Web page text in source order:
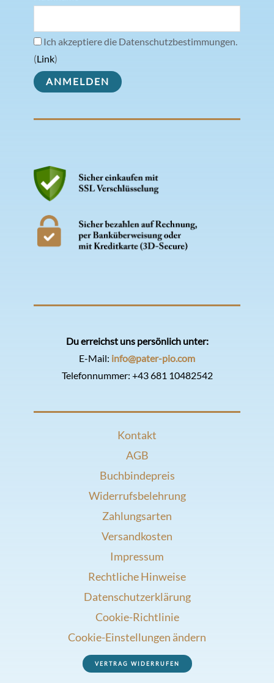
Ich akzeptiere die Datenschutzbestimmungen.
(Link)
Du erreichst uns persönlich unter:
E-Mail: info@pater-pio.com
Telefonnummer: +43 681 10482542
Kontakt
AGB
Buchbindepreis
Widerrufsbelehrung
Zahlungsarten
Versandkosten
Impressum
Rechtliche Hinweise
Datenschutzerklärung
Cookie-Richtlinie
Cookie-Einstellungen ändern
VERTRAG WIDERRUFEN